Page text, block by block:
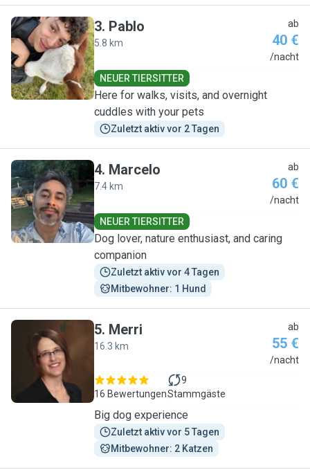
P
3. Pablo
5.8 km
ab
40 €
/nacht
NEUER TIERSITTER
Here for walks, visits, and overnight
cuddles with your pets
Zuletzt aktiv vor 2 Tagen
M
4. Marcelo
7.4 km
ab
60 €
/nacht
NEUER TIERSITTER
Dog lover, nature enthusiast, and caring
companion
Zuletzt aktiv vor 4 Tagen
Mitbewohner: 1 Hund
M
5. Merri
16.3 km
ab
55 €
/nacht
16 Bewertungen
9
Stammgäste
Big dog experience
Zuletzt aktiv vor 5 Tagen
Mitbewohner: 2 Katzen